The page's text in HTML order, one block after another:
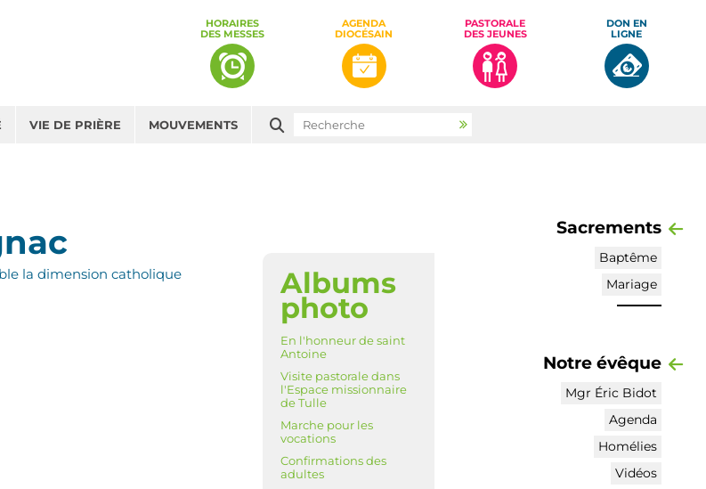
HORAIRES
DES MESSES
AGENDA
DIOCÉSAIN
PASTORALE
DES JEUNES
DON EN
LIGNE
VIE DE PRIÈRE MOUVEMENTS
la dimension catholique
NAVIGATION
Albums
photo
En l'honneur de saint
Antoine
Visite pastorale dans
l'Espace missionnaire
de Tulle
Marche pour les
vocations
Confirmations des
adultes
Sacrements
Baptême
Mariage
Notre évêque
Mgr Éric Bidot
Agenda
Homélies
Vidéos